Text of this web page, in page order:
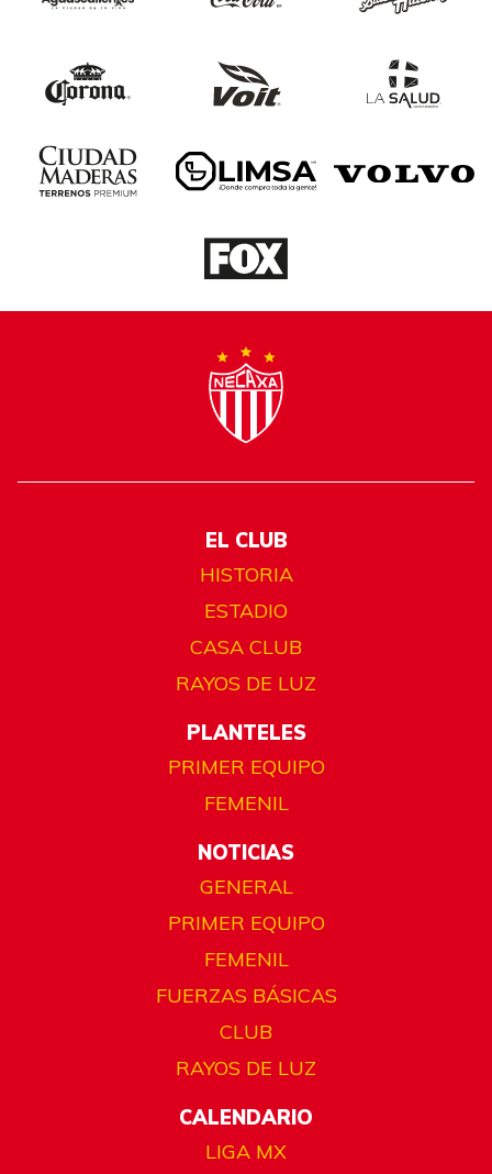
EL CLUB
HISTORIA
ESTADIO
CASA CLUB
RAYOS DE LUZ
PLANTELES
PRIMER EQUIPO
FEMENIL
NOTICIAS
GENERAL
PRIMER EQUIPO
FEMENIL
FUERZAS BÁSICAS
CLUB
RAYOS DE LUZ
CALENDARIO
LIGA MX